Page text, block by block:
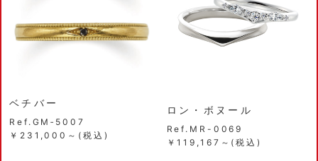
ベチバー
Ref.GM‐5007
￥231,000～(税込)
ロン・ボヌール
Ref.MR-0069
￥119,167～(税込)